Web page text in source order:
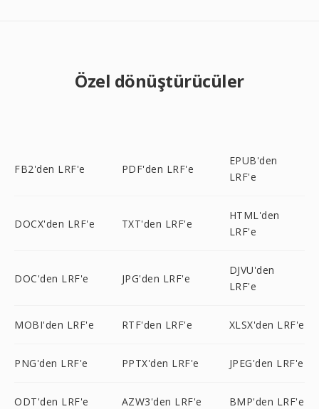
Özel dönüştürücüler
FB2'den LRF'e PDF'den LRF'e
EPUB'den
LRF'e
DOCX'den LRF'e TXT'den LRF'e
HTML'den
LRF'e
DOC'den LRF'e JPG'den LRF'e
DJVU'den
LRF'e
MOBI'den LRF'e RTF'den LRF'e XLSX'den LRF'e
PNG'den LRF'e PPTX'den LRF'e JPEG'den LRF'e
ODT'den LRF'e AZW3'den LRF'e BMP'den LRF'e